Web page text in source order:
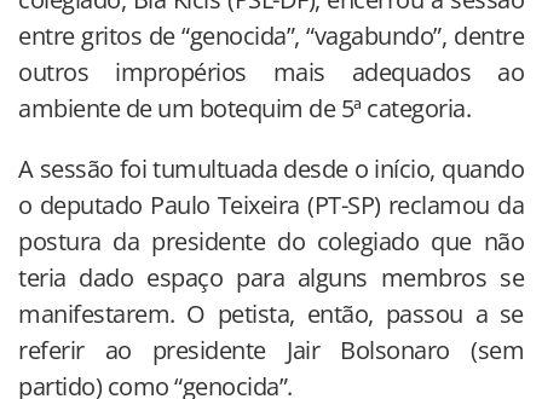
entre gritos de “genocida”, “vagabundo”, dentre
outros impropérios mais adequados ao
ambiente de um botequim de 5ª categoria.
A sessão foi tumultuada desde o início, quando
o deputado Paulo Teixeira (PT-SP) reclamou da
postura da presidente do colegiado que não
teria dado espaço para alguns membros se
manifestarem. O petista, então, passou a se
referir ao presidente Jair Bolsonaro (sem
partido) como “genocida”.